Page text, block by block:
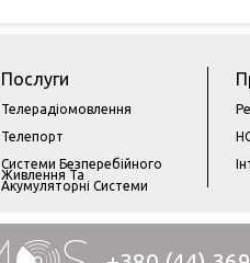
Послуги
Телерадіомовлення
Телепорт
Системи Безперебійного
Живлення Та
Акумуляторні Системи